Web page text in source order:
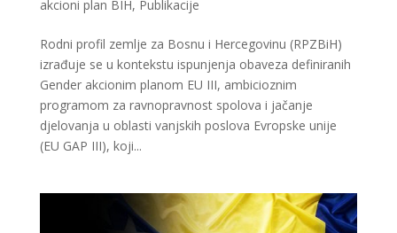
akcioni plan BIH, Publikacije
Rodni profil zemlje za Bosnu i Hercegovinu (RPZBiH)
izrađuje se u kontekstu ispunjenja obaveza definiranih
Gender akcionim planom EU III, ambicioznim
programom za ravnopravnost spolova i jačanje
djelovanja u oblasti vanjskih poslova Evropske unije
(EU GAP III), koji...